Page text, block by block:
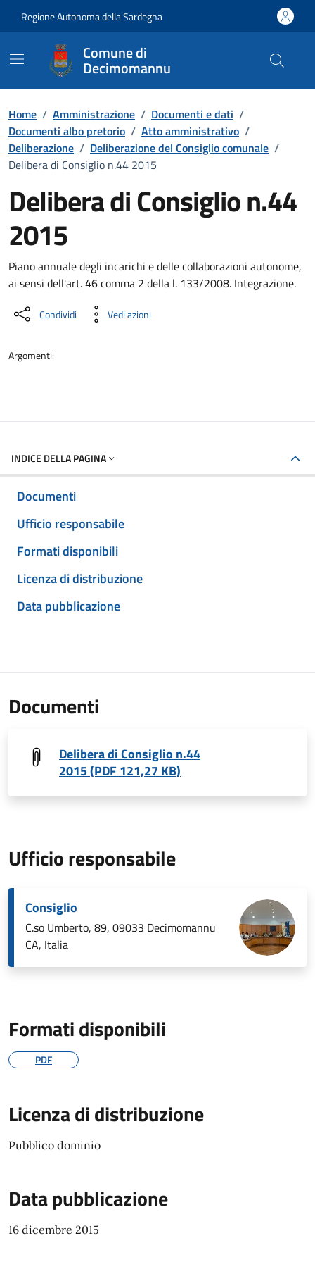
Regione Autonoma della Sardegna
Comune di
Decimomannu
Home / Amministrazione / Documenti e dati /
Documenti albo pretorio / Atto amministrativo /
Deliberazione / Deliberazione del Consiglio comunale /
Delibera di Consiglio n.44 2015
Delibera di Consiglio n.44
2015
Dettaglio del documento
Piano annuale degli incarichi e delle collaborazioni autonome,
ai sensi dell'art. 46 comma 2 della l. 133/2008. Integrazione.
Condividi Vedi azioni
Argomenti:
INDICE DELLA PAGINA
Documenti
Ufficio responsabile
Formati disponibili
Licenza di distribuzione
Data pubblicazione
Documenti
Delibera di Consiglio n.44
2015 (PDF 121,27 KB)
Ufficio responsabile
Consiglio
C.so Umberto, 89, 09033 Decimomannu
CA, Italia
Formati disponibili
PDF
Licenza di distribuzione
Pubblico dominio
Data pubblicazione
16 dicembre 2015